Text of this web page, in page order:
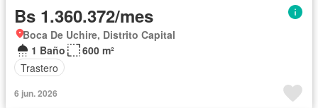
Bs 1.360.372/mes
Boca De Uchire, Distrito Capital
1 Baño
600 m²
Trastero
6 jun. 2026